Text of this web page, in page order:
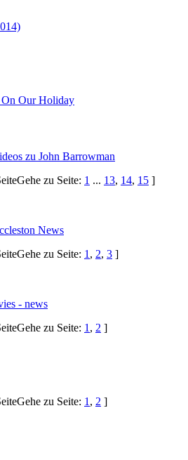
Our Holiday
zu John Barrowman
Gehe zu Seite: 1 ... 13, 14, 15 ]
News
Gehe zu Seite: 1 , 2, 3 ]
- news
Gehe zu Seite: 1 , 2 ]
Gehe zu Seite: 1 , 2 ]